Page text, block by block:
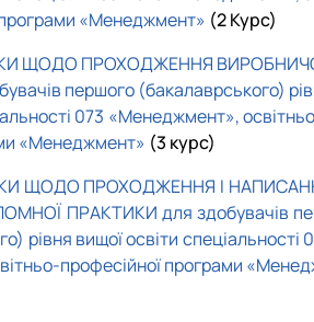
«Менеджмент» (2 Курс)
ЩОДО ПРОХОДЖЕННЯ
першого (бакалаврського)
073 «Менеджмент»,
«Менеджмент» (3 курс)
ЩОДО ПРОХОДЖЕННЯ І
ПРАКТИКИ для здобувачів
рівня вищої освіти спеціальності
професійної програми